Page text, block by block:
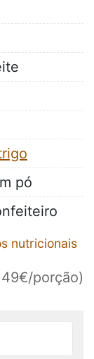
pó
nutricionais
porção)